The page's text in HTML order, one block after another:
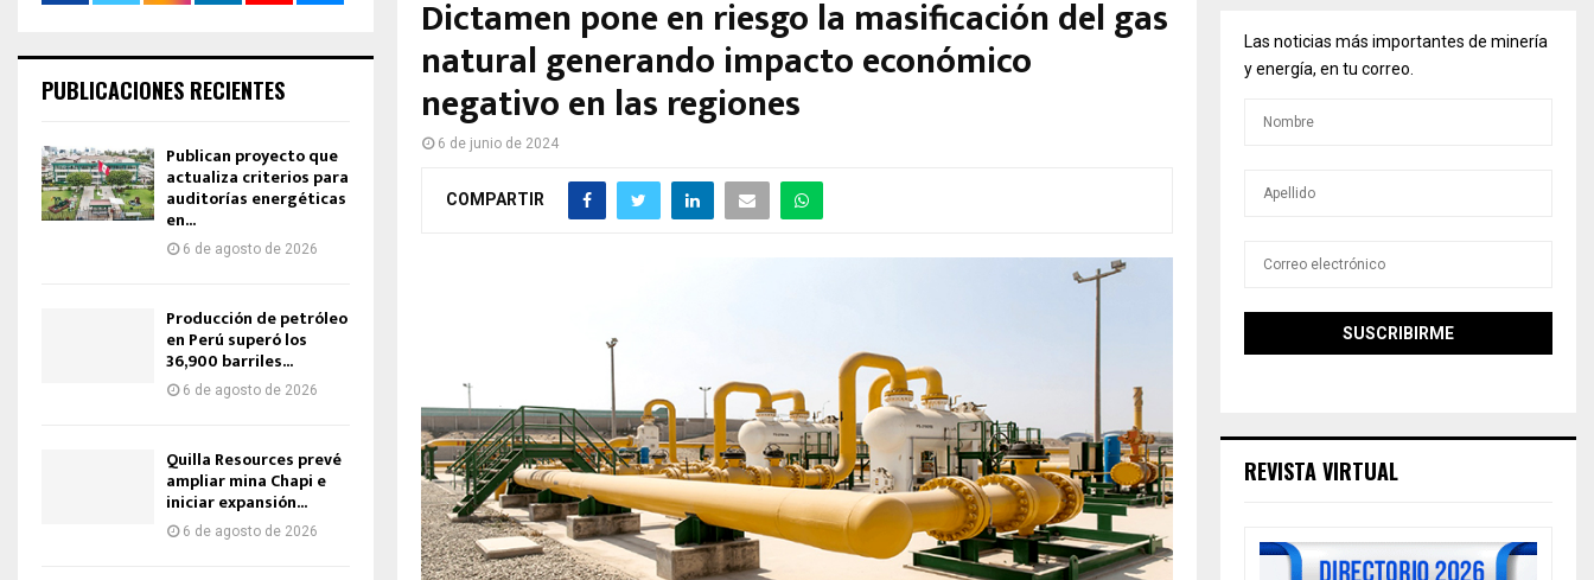
Dictamen pone en riesgo la masificación del gas
natural generando impacto económico
negativo en las regiones
6 de junio de 2024
COMPARTIR
PUBLICACIONES RECIENTES
Publican proyecto que
actualiza criterios para
auditorías energéticas
en...
6 de agosto de 2026
Producción de petróleo
en Perú superó los
36,900 barriles...
6 de agosto de 2026
Quilla Resources prevé
ampliar mina Chapi e
iniciar expansión...
6 de agosto de 2026
Las noticias más importantes de minería
y energía, en tu correo.
REVISTA VIRTUAL